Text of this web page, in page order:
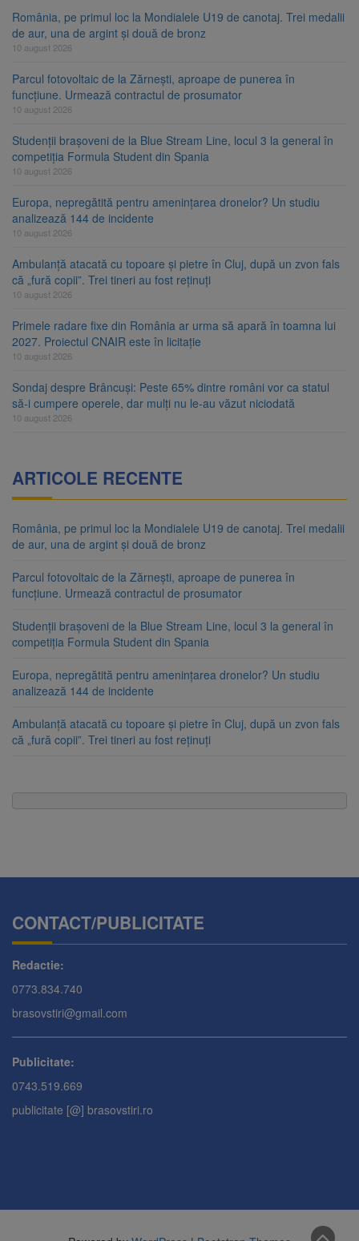
România, pe primul loc la Mondialele U19 de canotaj. Trei medalii
de aur, una de argint și două de bronz
10 august 2026
Parcul fotovoltaic de la Zărnești, aproape de punerea în
funcțiune. Urmează contractul de prosumator
10 august 2026
Studenții brașoveni de la Blue Stream Line, locul 3 la general în
competiția Formula Student din Spania
10 august 2026
Europa, nepregătită pentru amenințarea dronelor? Un studiu
analizează 144 de incidente
10 august 2026
Ambulanță atacată cu topoare și pietre în Cluj, după un zvon fals
că „fură copii”. Trei tineri au fost reținuți
10 august 2026
Primele radare fixe din România ar urma să apară în toamna lui
2027. Proiectul CNAIR este în licitație
10 august 2026
Sondaj despre Brâncuși: Peste 65% dintre români vor ca statul
să-i cumpere operele, dar mulți nu le-au văzut niciodată
10 august 2026
ARTICOLE RECENTE
România, pe primul loc la Mondialele U19 de canotaj. Trei medalii
de aur, una de argint și două de bronz
Parcul fotovoltaic de la Zărnești, aproape de punerea în
funcțiune. Urmează contractul de prosumator
Studenții brașoveni de la Blue Stream Line, locul 3 la general în
competiția Formula Student din Spania
Europa, nepregătită pentru amenințarea dronelor? Un studiu
analizează 144 de incidente
Ambulanță atacată cu topoare și pietre în Cluj, după un zvon fals
că „fură copii”. Trei tineri au fost reținuți
CONTACT/PUBLICITATE
Redactie:
0773.834.740
brasovstiri@gmail.com
Publicitate:
0743.519.669
publicitate [@] brasovstiri.ro